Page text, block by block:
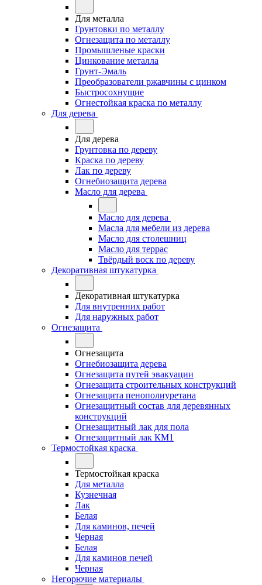
Для металла
Грунтовки по металлу
Огнезащита по металлу
Промышленые краски
Цинкование металла
Грунт-Эмаль
Преобразователи ржавчины с цинком
Быстросохнущие
Огнестойкая краска по металлу
Для дерева
Для дерева
Грунтовка по дереву
Краска по дереву
Лак по дереву
Огнебиозащита дерева
Масло для дерева
Масло для дерева
Масла для мебели из дерева
Масло для столешниц
Масло для террас
Твёрдый воск по дереву
Декоративная штукатурка
Декоративная штукатурка
Для внутренних работ
Для наружных работ
Огнезащита
Огнезащита
Огнебиозащита дерева
Огнезащита путей эвакуации
Огнезащита строительных конструкций
Огнезащита пенополиуретана
Огнезащитный состав для деревянных
конструкций
Огнезащитный лак для пола
Огнезащитный лак КМ1
Термостойкая краска
Термостойкая краска
Для металла
Кузнечная
Лак
Белая
Для каминов, печей
Черная
Белая
Для каминов печей
Черная
Негорючие материалы